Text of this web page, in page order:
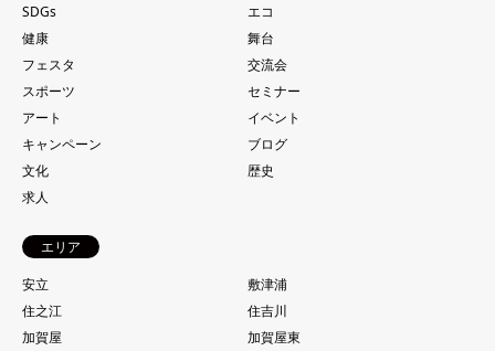
SDGs
エコ
健康
舞台
フェスタ
交流会
スポーツ
セミナー
アート
イベント
キャンペーン
ブログ
文化
歴史
求人
エリア
安立
敷津浦
住之江
住吉川
加賀屋
加賀屋東